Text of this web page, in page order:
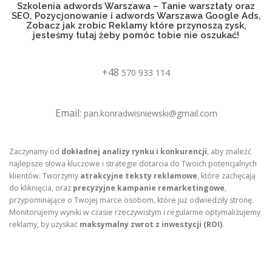
Szkolenia adwords Warszawa – Tanie warsztaty oraz
SEO, Pozycjonowanie i adwords Warszawa Google Ads,
Zobacz jak zrobic Reklamy które przynoszą zysk,
jesteśmy tutaj żeby pomóc tobie nie oszukać!
+48 570 933 114
Email: pan.konradwisniewski@gmail.com
Zaczynamy od dokładnej analizy rynku i konkurencji, aby znaleźć
najlepsze słowa kluczowe i strategie dotarcia do Twoich potencjalnych
klientów. Tworzymy atrakcyjne teksty reklamowe, które zachęcają
do kliknięcia, oraz precyzyjne kampanie remarketingowe,
przypominające o Twojej marce osobom, które już odwiedziły stronę.
Monitorujemy wyniki w czasie rzeczywistym i regularnie optymalizujemy
reklamy, by uzyskać maksymalny zwrot z inwestycji (ROI).